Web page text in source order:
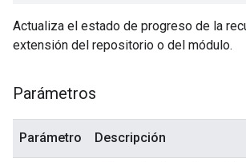
Actualiza el estado de progreso de la
extensión del repositorio o del módulo.
Parámetros
Parámetro Descripción